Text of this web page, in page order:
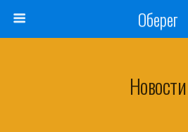
Оберег
Новости